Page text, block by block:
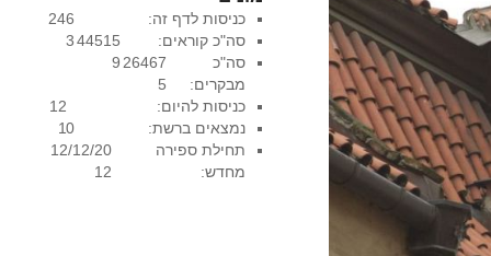
ר
י
ם
נ
ו
ש
246
3
כניסות לדף זה:
44515
9
סה"כ קוראים:
26467
5
סה"כ
מבקרים:
12
1
כניסות להיום:
0
נמצאים ברשת:
12/12/20
12
תחילת ספירה
מחדש: